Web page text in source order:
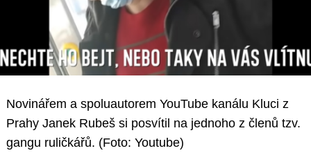
Novinářem a spoluautorem YouTube kanálu Kluci z
Prahy Janek Rubeš si posvítil na jednoho z členů tzv.
gangu ruličkářů. (Foto: Youtube)